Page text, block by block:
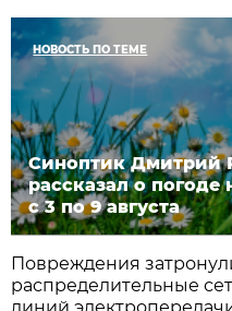
НОВОСТЬ ПО ТЕМЕ
Синоптик Дмитрий
рассказал о погоде
с 3 по 9 августа
Повреждения
распределительные
линий